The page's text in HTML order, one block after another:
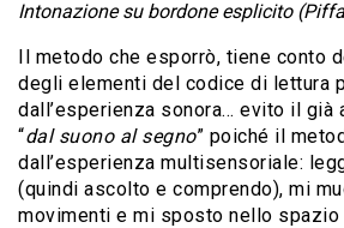
Intonazione su bordone esplicito
Il metodo che esporrò, tiene conto
degli elementi del codice di lettura
dall’esperienza sonora… evito il già
“dal suono al segno” poiché il
dall’esperienza multisensoriale:
(quindi ascolto e comprendo), mi
movimenti e mi sposto nello spazio